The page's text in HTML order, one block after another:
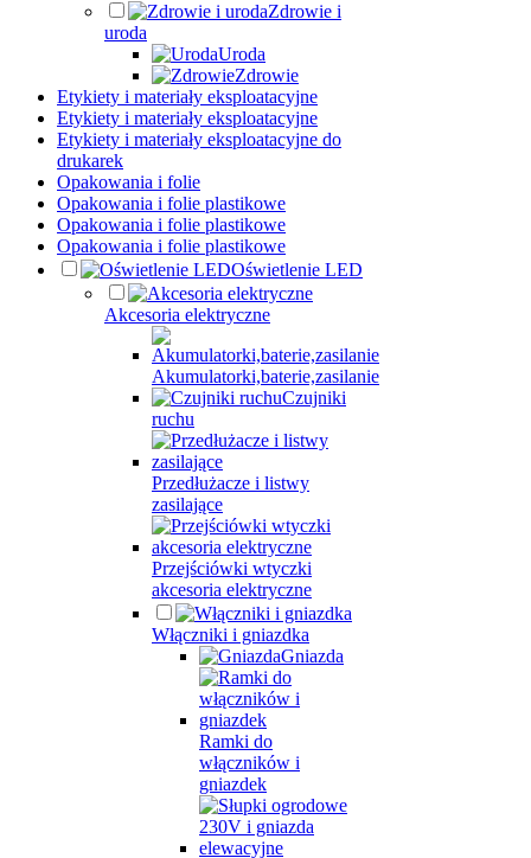
Zdrowie i
uroda
Uroda
Zdrowie
Etykiety i materiały eksploatacyjne
Etykiety i materiały eksploatacyjne
Etykiety i materiały eksploatacyjne do
drukarek
Opakowania i folie
Opakowania i folie plastikowe
Opakowania i folie plastikowe
Opakowania i folie plastikowe
Oświetlenie LED
Akcesoria elektryczne
Akumulatorki,baterie,zasilanie
Czujniki
ruchu
Przedłużacze i listwy
zasilające
Przejściówki wtyczki
akcesoria elektryczne
Włączniki i gniazdka
Gniazda
Ramki do
włączników i
gniazdek